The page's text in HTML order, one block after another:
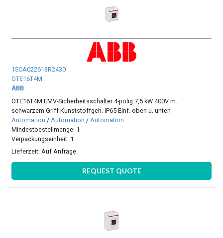
1SCA022613R2430
OTE16T4M
ABB
OTE16T4M EMV-Sicherheitsschalter 4-polig 7,5 kW 400V m.
schwarzem Griff Kunststoffgeh. IP65 Einf. oben u. unten
Automation / Automation / Automation
Mindestbestellmenge: 1
Verpackungseinheit: 1
Lieferzeit: Auf Anfrage
REQUEST QUOTE